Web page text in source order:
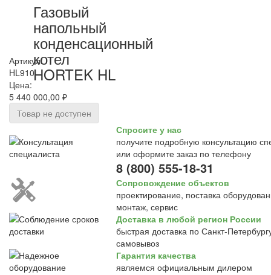
Газовый
напольный
конденсационный
котел
HORTEK HL
Артикул:
HL910
Цена:
5 440 000,00 ₽
Товар не доступен
Спросите у нас
получите подробную консультацию
или оформите заказ по телефону
8 (800) 555-18-31
Сопровождение объектов
проектирование, поставка
монтаж, сервис
Доставка в любой регион России
быстрая доставка по Санкт-
самовывоз
Гарантия качества
являемся официальным дилером